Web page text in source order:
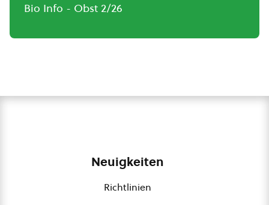
Bio Info - Obst 2/26
Neuigkeiten
Richtlinien